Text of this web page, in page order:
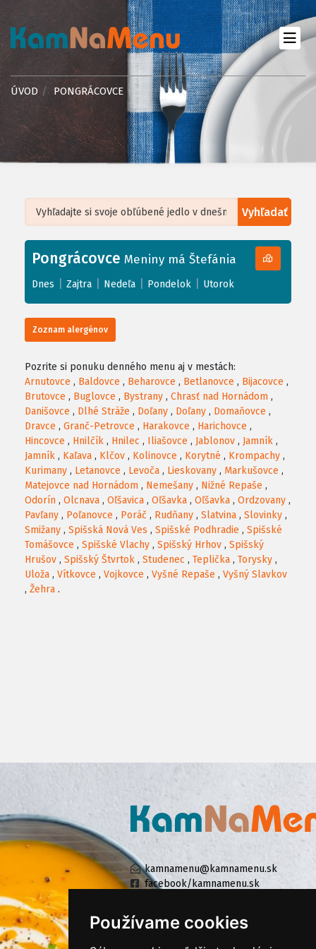
Používame cookies
ÚVOD PONGRÁCOVCE
Vyhľadať
+
−
Leaflet| ©OpenStreetMap, Tiles courtesy ofHumanitarian OpenStreetMap
Pongrácovce Meniny má Štefánia
Dnes Zajtra Nedeľa Pondelok Utorok
Zoznam alergénov
Pozrite si ponuku denného menu aj v mestách:
Arnutovce , Baldovce , Beharovce , Betlanovce , Bijacovce ,
Brutovce , Buglovce , Bystrany , Chrasť nad Hornádom ,
Danišovce , Dlhé Stráže , Doľany , Doľany , Domaňovce ,
Dravce , Granč-Petrovce , Harakovce , Harichovce ,
Hincovce , Hnilčík , Hnilec , Iliašovce , Jablonov , Jamník ,
Jamník , Kaľava , Klčov , Kolinovce , Korytné , Krompachy ,
Kurimany , Letanovce , Levoča , Lieskovany , Markušovce ,
Matejovce nad Hornádom , Nemešany , Nižné Repaše ,
Odorín , Olcnava , Oľšavica , Oľšavka , Oľšavka , Ordzovany ,
Pavľany , Poľanovce , Poráč , Rudňany , Slatvina , Slovinky ,
Smižany , Spišská Nová Ves , Spišské Podhradie , Spišské
Tomášovce , Spišské Vlachy , Spišský Hrhov , Spišský
Hrušov , Spišský Štvrtok , Studenec , Teplička , Torysky ,
Uloža , Vítkovce , Vojkovce , Vyšné Repaše , Vyšný Slavkov
, Žehra .
kamnamenu@kamnamenu.sk
facebook/kamnamenu.sk